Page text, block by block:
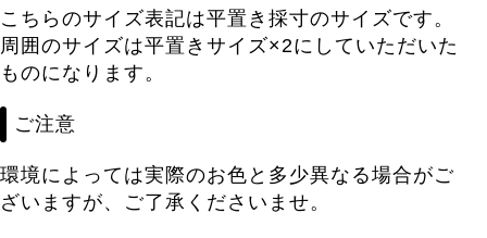
こちらのサイズ表記は平置き採寸のサイズです。
周囲のサイズは平置きサイズ×2にしていただいた
ものになります。
ご注意
環境によっては実際のお色と多少異なる場合がご
ざいますが、ご了承くださいませ。